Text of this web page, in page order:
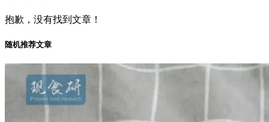
抱歉，没有找到文章！
随机推荐文章